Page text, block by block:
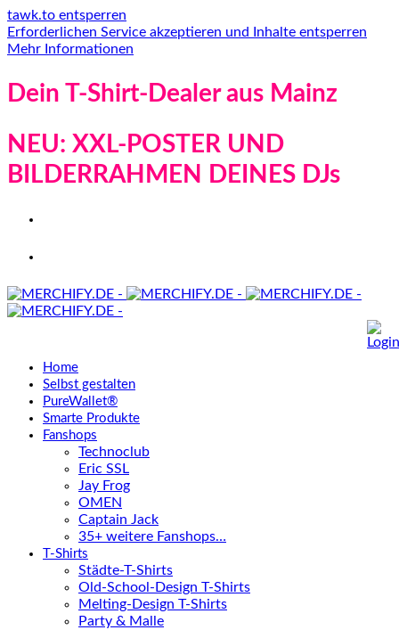
tawk.to entsperren
Erforderlichen Service akzeptieren und Inhalte entsperren
Mehr Informationen
Dein T-Shirt-Dealer aus Mainz
NEU: XXL-POSTER UND
BILDERRAHMEN DEINES DJs
Home
Selbst gestalten
PureWallet®
Smarte Produkte
Fanshops
Technoclub
Eric SSL
Jay Frog
OMEN
Captain Jack
35+ weitere Fanshops…
T-Shirts
Städte-T-Shirts
Old-School-Design T-Shirts
Melting-Design T-Shirts
Party & Malle